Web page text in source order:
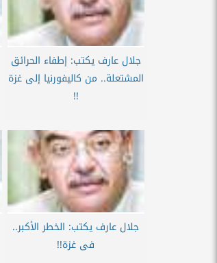
جلال عارف يكتب: إطفاء الحرائق
المشتعلة.. من كاليفورنيا إلى غزة
!!
جلال عارف يكتب: الخطر الأكبر..
فى غزة!!